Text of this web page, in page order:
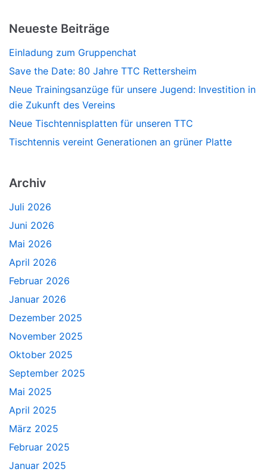
Neueste Beiträge
Einladung zum Gruppenchat
Save the Date: 80 Jahre TTC Rettersheim
Neue Trainingsanzüge für unsere Jugend: Investition in
die Zukunft des Vereins
Neue Tischtennisplatten für unseren TTC
Tischtennis vereint Generationen an grüner Platte
Archiv
Juli 2026
Juni 2026
Mai 2026
April 2026
Februar 2026
Januar 2026
Dezember 2025
November 2025
Oktober 2025
September 2025
Mai 2025
April 2025
März 2025
Februar 2025
Januar 2025